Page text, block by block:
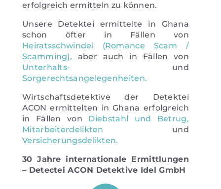
erfolgreich ermitteln zu können.
Unsere Detektei ermittelte in Ghana
schon öfter in Fällen von
Heiratsschwindel (Romance Scam /
Scamming), aber auch in Fällen von
Unterhalts-
und
Sorgerechtsangelegenheiten.
Wirtschaftsdetektive der Detektei
ACON ermittelten in Ghana erfolgreich
in Fällen von Diebstahl und Betrug,
Mitarbeiterdelikten und
Versicherungsdelikten.
30 Jahre internationale Ermittlungen
– Detectei ACON Detektive Idel GmbH